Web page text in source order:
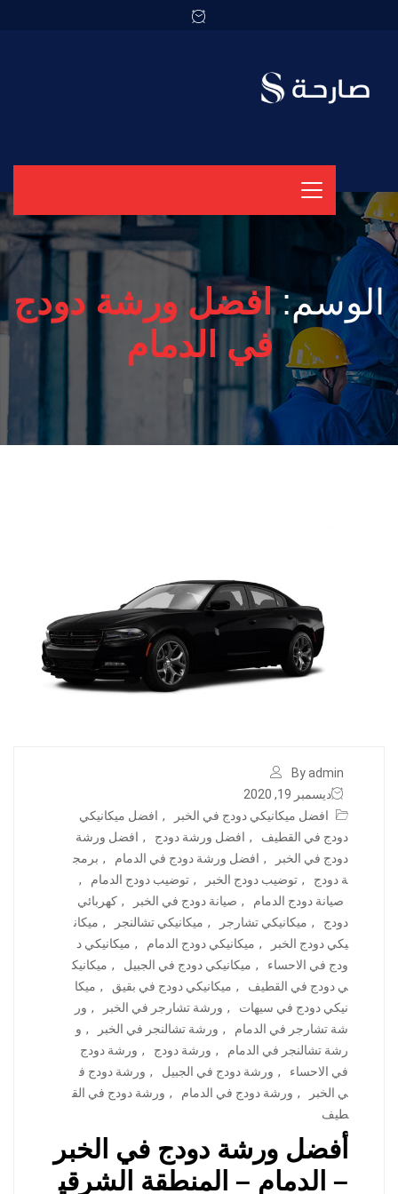
الوسم:افضل ورشة دودج
في الدمام
By admin
ديسمبر 19, 2020
افضل ميكانيكي دودج في الخبر
, افضل ميكانيكي
دودج في القطيف
, افضل ورشة دودج , افضل ورشة
دودج في الخبر
, افضل ورشة دودج في الدمام , برمج
ة دودج
, توضيب دودج الخبر , توضيب دودج الدمام
,
صيانة دودج الدمام
, صيانة دودج في الخبر , كهربائي
دودج
, ميكانيكي تشارجر , ميكانيكي تشالنجر , ميكان
يكي دودج الخبر
, ميكانيكي دودج الدمام , ميكانيكي د
ودج في الاحساء
, ميكانيكي دودج في الجبيل , ميكانيك
ي دودج في القطيف
, ميكانيكي دودج في بقيق , ميكا
نيكي دودج في سيهات
, ورشة تشارجر في الخبر , ور
شة تشارجر في الدمام
, ورشة تشالنجر في الخبر , و
رشة تشالنجر في الدمام
, ورشة دودج , ورشة دودج
في الاحساء
, ورشة دودج في الجبيل , ورشة دودج ف
ي الخبر
, ورشة دودج في الدمام , ورشة دودج في الق
طيف
أفضل ورشة دودج في الخبر
– الدمام – المنطقة الشرقي